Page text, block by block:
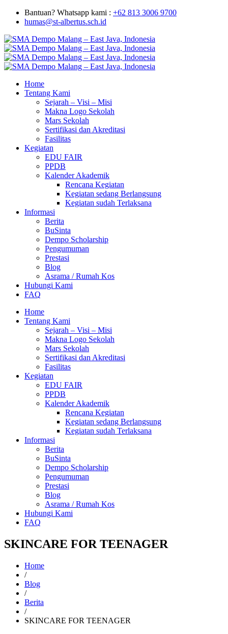
Bantuan? Whatsapp kami : +62 813 3006 9700
humas@st-albertus.sch.id
Home
Tentang Kami
Sejarah – Visi – Misi
Makna Logo Sekolah
Mars Sekolah
Sertifikasi dan Akreditasi
Fasilitas
Kegiatan
EDU FAIR
PPDB
Kalender Akademik
Rencana Kegiatan
Kegiatan sedang Berlangsung
Kegiatan sudah Terlaksana
Informasi
Berita
BuSinta
Dempo Scholarship
Pengumuman
Prestasi
Blog
Asrama / Rumah Kos
Hubungi Kami
FAQ
Home
Tentang Kami
Sejarah – Visi – Misi
Makna Logo Sekolah
Mars Sekolah
Sertifikasi dan Akreditasi
Fasilitas
Kegiatan
EDU FAIR
PPDB
Kalender Akademik
Rencana Kegiatan
Kegiatan sedang Berlangsung
Kegiatan sudah Terlaksana
Informasi
Berita
BuSinta
Dempo Scholarship
Pengumuman
Prestasi
Blog
Asrama / Rumah Kos
Hubungi Kami
FAQ
SKINCARE FOR TEENAGER
Home
/
Blog
/
Berita
/
SKINCARE FOR TEENAGER